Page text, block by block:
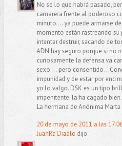
No se lo que habrá pasado,
camarera frente al poderoso
minuto.... ya puede armarse
momento están rastreando su
intentar destruir, sacando de
ADN hay seguro porque si no
curiosamente la defensa va
sexo.... pero consentido...
impunidad y de estar por
yo lo valgo. DSK es un tipo
impenitente. la ha cagado bien.
La hermana de Anónima Marta
20 de mayo de 2011 a las
JuanRa Diablo dijo...